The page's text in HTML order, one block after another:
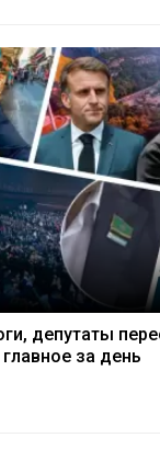
депутаты
за день